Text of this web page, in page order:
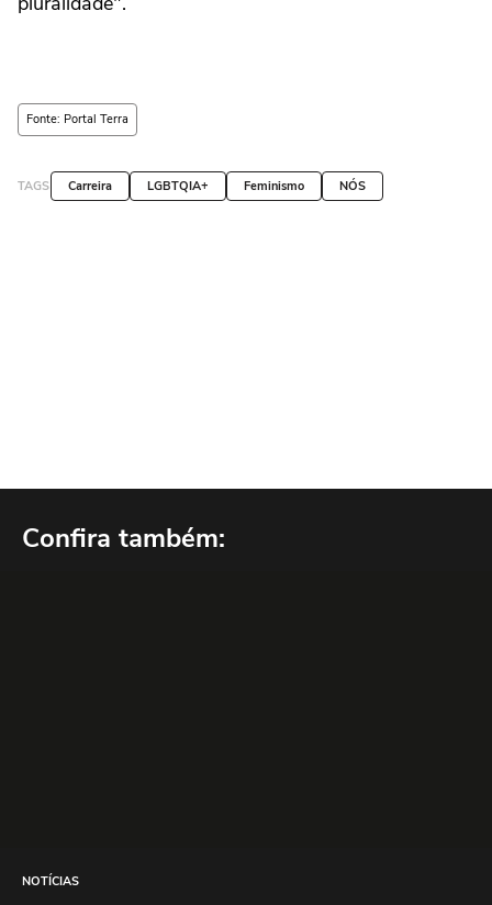
Fonte: Portal Terra
TAGS Carreira LGBTQIA+ Feminismo NÓS
Confira também:
NOTÍCIAS